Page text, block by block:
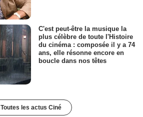
C'est peut-être la musique la
plus célèbre de toute l'Histoire
du cinéma : composée il y a 74
ans, elle résonne encore en
boucle dans nos têtes
Toutes les actus Ciné